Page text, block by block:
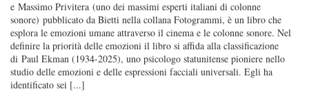
e Massimo Privitera (uno dei massimi esperti italiani di colonne
sonore) pubblicato da Bietti nella collana Fotogrammi, è un libro che
esplora le emozioni umane attraverso il cinema e le colonne sonore. Nel
definire la priorità delle emozioni il libro si affida alla classificazione
di Paul Ekman (1934-2025), uno psicologo statunitense pioniere nello
studio delle emozioni e delle espressioni facciali universali. Egli ha
identificato sei [...]